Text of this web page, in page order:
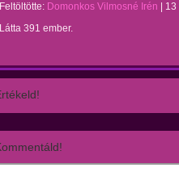
Feltöltötte: Domonkos Vilmosné Irén
13
Látta 391 ember.